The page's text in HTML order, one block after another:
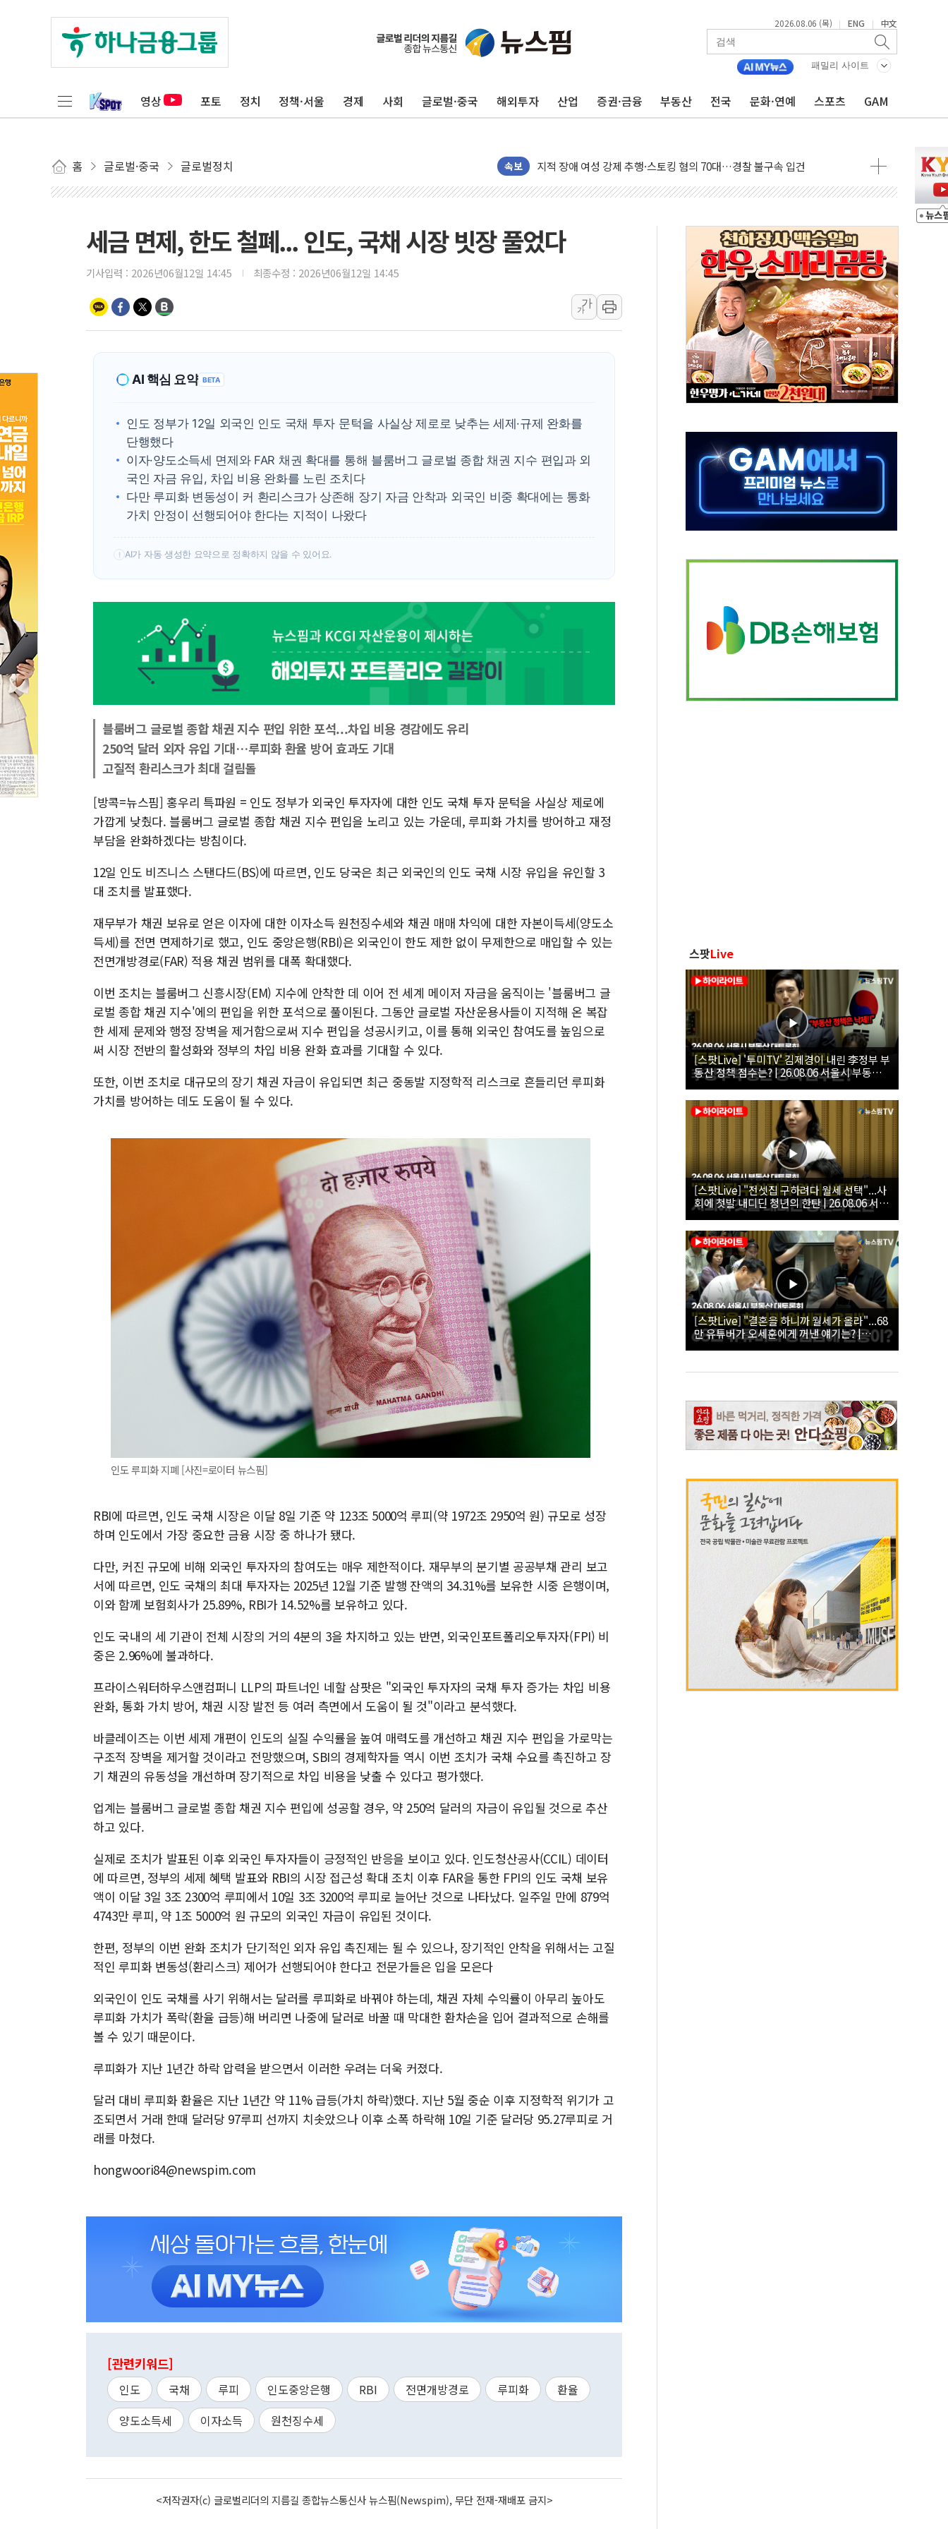
2026.08.06 (목) | ENG | 中文
패밀리 사이트
영상 포토 정치 정책·서울 경제 사회 글로벌·중국 해외투자 산업 증권·금융 부동산 전국 문화·연예 스포츠 GAM
홈 글로벌·중국 글로벌정치 속보
[중국증시 마감] 혼조 마감, 폭염·전력 수요에 석탄주 강세
[일본 증시] 닛케이, AI·반도체 차익실현 매물에 3일 만에 반락
[마감시황] 반도체가 흔든 코스피…4.58% 급락 속 코스닥만 웃었다
개인사업자대출 격차 9180억→3990억…인터넷뱅크 1·2위 '격전'
코인원, 카카오뱅크와 계좌 제휴 1년 연장 유력
고객 탓하며 배상 피하던 통신 3사…공정위에서 제동
10프로대 하락 마감한 SK하이닉스
4%대 하락 마감한 코스피
이성훈 LH 사장 "서울지역본부 청년주택으로"…직원 사기 회복도 숙제
KT&G, 상반기 역대 최대매출…중간배당금 2000원으로 상향
에이루트, 글로벌 리테일 박람회서 신규 채널 확보
[뉴스핌 뉴스레터 Today ANDA] 8월 6일
인천공항 여객터미널, 대형 미디어아트로 다채로운 볼거리 제공
해군, 독도 인근서 동해영토수호훈련 비공개 실시
여권 내부서도 제기되는 레버리지 책임론…정청래·조국, 김민석·靑에 공세
[단독] "입주민 갑질 아니다"…원주 A아파트 '입주민 3인방' 정면 반박
중국 최신판 '달(月) 지질도' 완성...달 어디에 어떤 광물이 있나 한눈에
세금 면제, 한도 철폐... 인도, 국채 시장 빗장 풀었다
기사입력 : 2026년06월12일 14:45 최종수정 : 2026년06월12일 14:45
가
가
AI 핵심 요약 BETA
인도 정부가 12일 외국인 인도 국채 투자 문턱을 사실상 제로로 낮추는 세제·규제 완화를
단행했다
이자·양도소득세 면제와 FAR 채권 확대를 통해 블룸버그 글로벌 종합 채권 지수 편입과 외
국인 자금 유입, 차입 비용 완화를 노린 조치다
다만 루피화 변동성이 커 환리스크가 상존해 장기 자금 안착과 외국인 비중 확대에는 통화
가치 안정이 선행되어야 한다는 지적이 나왔다
! AI가 자동 생성한 요약으로 정확하지 않을 수 있어요.
블룸버그 글로벌 종합 채권 지수 편입 위한 포석...차입 비용 경감에도 유리
250억 달러 외자 유입 기대…루피화 환율 방어 효과도 기대
고질적 환리스크가 최대 걸림돌
[방콕=뉴스핌] 홍우리 특파원 = 인도 정부가 외국인 투자자에 대한 인도 국채 투자 문턱을 사실상 제로에
가깝게 낮췄다. 블룸버그 글로벌 종합 채권 지수 편입을 노리고 있는 가운데, 루피화 가치를 방어하고 재정
부담을 완화하겠다는 방침이다.
12일 인도 비즈니스 스탠다드(BS)에 따르면, 인도 당국은 최근 외국인의 인도 국채 시장 유입을 유인할 3
대 조치를 발표했다.
재무부가 채권 보유로 얻은 이자에 대한 이자소득 원천징수세와 채권 매매 차익에 대한 자본이득세(양도소
득세)를 전면 면제하기로 했고, 인도 중앙은행(RBI)은 외국인이 한도 제한 없이 무제한으로 매입할 수 있는
전면개방경로(FAR) 적용 채권 범위를 대폭 확대했다.
이번 조치는 블룸버그 신흥시장(EM) 지수에 안착한 데 이어 전 세계 메이저 자금을 움직이는 '블룸버그 글
로벌 종합 채권 지수'에의 편입을 위한 포석으로 풀이된다. 그동안 글로벌 자산운용사들이 지적해 온 복잡
한 세제 문제와 행정 장벽을 제거함으로써 지수 편입을 성공시키고, 이를 통해 외국인 참여도를 높임으로
써 시장 전반의 활성화와 정부의 차입 비용 완화 효과를 기대할 수 있다.
또한, 이번 조치로 대규모의 장기 채권 자금이 유입되면 최근 중동발 지정학적 리스크로 흔들리던 루피화
가치를 방어하는 데도 도움이 될 수 있다.
인도 루피화 지폐 [사진=로이터 뉴스핌]
RBI에 따르면, 인도 국채 시장은 이달 8일 기준 약 123조 5000억 루피(약 1972조 2950억 원) 규모로 성장
하며 인도에서 가장 중요한 금융 시장 중 하나가 됐다.
다만, 커진 규모에 비해 외국인 투자자의 참여도는 매우 제한적이다. 재무부의 분기별 공공부채 관리 보고
서에 따르면, 인도 국채의 최대 투자자는 2025년 12월 기준 발행 잔액의 34.31%를 보유한 시중 은행이며,
이와 함께 보험회사가 25.89%, RBI가 14.52%를 보유하고 있다.
인도 국내의 세 기관이 전체 시장의 거의 4분의 3을 차지하고 있는 반면, 외국인포트폴리오투자자(FPI) 비
중은 2.96%에 불과하다.
프라이스워터하우스앤컴퍼니 LLP의 파트너인 네할 삼팟은 "외국인 투자자의 국채 투자 증가는 차입 비용
완화, 통화 가치 방어, 채권 시장 발전 등 여러 측면에서 도움이 될 것"이라고 분석했다.
바클레이즈는 이번 세제 개편이 인도의 실질 수익률을 높여 매력도를 개선하고 채권 지수 편입을 가로막는
구조적 장벽을 제거할 것이라고 전망했으며, SBI의 경제학자들 역시 이번 조치가 국채 수요를 촉진하고 장
기 채권의 유동성을 개선하며 장기적으로 차입 비용을 낮출 수 있다고 평가했다.
업계는 블룸버그 글로벌 종합 채권 지수 편입에 성공할 경우, 약 250억 달러의 자금이 유입될 것으로 추산
하고 있다.
실제로 조치가 발표된 이후 외국인 투자자들이 긍정적인 반응을 보이고 있다. 인도청산공사(CCIL) 데이터
에 따르면, 정부의 세제 혜택 발표와 RBI의 시장 접근성 확대 조치 이후 FAR을 통한 FPI의 인도 국채 보유
액이 이달 3일 3조 2300억 루피에서 10일 3조 3200억 루피로 늘어난 것으로 나타났다. 일주일 만에 879억
4743만 루피, 약 1조 5000억 원 규모의 외국인 자금이 유입된 것이다.
한편, 정부의 이번 완화 조치가 단기적인 외자 유입 촉진제는 될 수 있으나, 장기적인 안착을 위해서는 고질
적인 루피화 변동성(환리스크) 제어가 선행되어야 한다고 전문가들은 입을 모은다
외국인이 인도 국채를 사기 위해서는 달러를 루피화로 바꿔야 하는데, 채권 자체 수익률이 아무리 높아도
루피화 가치가 폭락(환율 급등)해 버리면 나중에 달러로 바꿀 때 막대한 환차손을 입어 결과적으로 손해를
볼 수 있기 때문이다.
루피화가 지난 1년간 하락 압력을 받으면서 이러한 우려는 더욱 커졌다.
달러 대비 루피화 환율은 지난 1년간 약 11% 급등(가치 하락)했다. 지난 5월 중순 이후 지정학적 위기가 고
조되면서 거래 한때 달러당 97루피 선까지 치솟았으나 이후 소폭 하락해 10일 기준 달러당 95.27루피로 거
래를 마쳤다.
hongwoori84@newspim.com
[관련키워드]
인도 국채 루피 인도중앙은행 RBI 전면개방경로 루피화
환율
양도소득세
이자소득 원천징수세
<저작권자(c) 글로벌리더의 지름길 종합뉴스통신사 뉴스핌(Newspim), 무단 전재-재배포 금지>
스팟Live
[스팟Live] '투미TV' 김제경이 내린 李정부 부
동산 정책 점수는? | 26.08.06 서울시 부동산
대토론회
[스팟Live] "전셋집 구하려다 월세 선택"...사
회에 첫발 내디딘 청년의 한탄 | 26.08.06 서울
시 부동산 대토론회
[스팟Live] "결혼을 하니까 월세가 올라"...68
만 유튜버가 오세훈에게 꺼낸 얘기는? |
26.08.06 서울시 부동산 대토론회